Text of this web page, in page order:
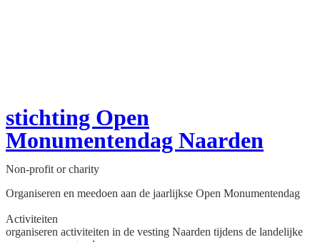
stichting Open
Monumentendag Naarden
Non-profit or charity
Organiseren en meedoen aan de jaarlijkse Open Monumentendag
Activiteiten
organiseren activiteiten in de vesting Naarden tijdens de landelijke